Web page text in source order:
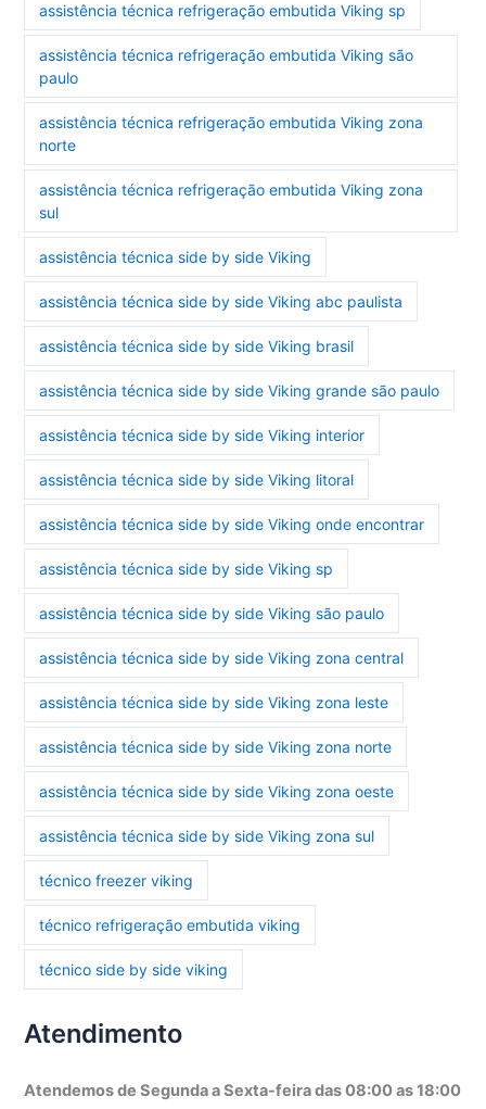
assistência técnica refrigeração embutida Viking sp
assistência técnica refrigeração embutida Viking são
paulo
assistência técnica refrigeração embutida Viking zona
norte
assistência técnica refrigeração embutida Viking zona
sul
assistência técnica side by side Viking
assistência técnica side by side Viking abc paulista
assistência técnica side by side Viking brasil
assistência técnica side by side Viking grande são paulo
assistência técnica side by side Viking interior
assistência técnica side by side Viking litoral
assistência técnica side by side Viking onde encontrar
assistência técnica side by side Viking sp
assistência técnica side by side Viking são paulo
assistência técnica side by side Viking zona central
assistência técnica side by side Viking zona leste
assistência técnica side by side Viking zona norte
assistência técnica side by side Viking zona oeste
assistência técnica side by side Viking zona sul
técnico freezer viking
técnico refrigeração embutida viking
técnico side by side viking
Atendimento
Atendemos de Segunda a Sexta-feira das 08:00 as 18:00